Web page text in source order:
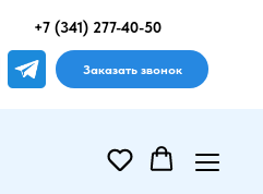
+7 (341) 277-40-50
Заказать звонок